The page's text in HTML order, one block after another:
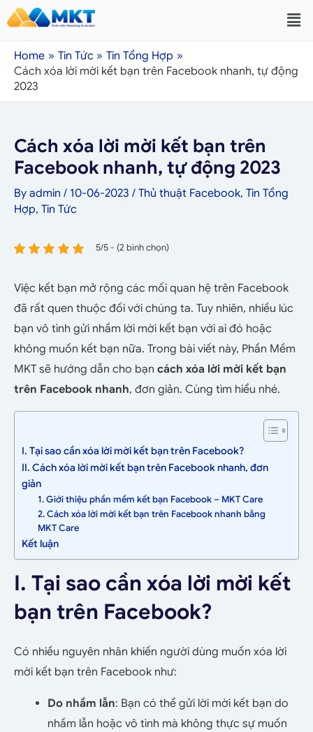
Home Tin Tức
Tin Tổng Hợp
Cách xóa lời mời kết bạn trên Facebook nhanh, tự động
2023
Cách xóa lời mời kết bạn trên
Facebook nhanh, tự động 2023
By admin / 10-06-2023 / Thủ thuật Facebook, Tin Tổng
Hợp, Tin Tức
5/5 - (2 bình chọn)
Việc kết bạn mở rộng các mối quan hệ trên Facebook
đã rất quen thuộc đối với chúng ta. Tuy nhiên, nhiều lúc
bạn vô tình gửi nhầm lời mời kết bạn với ai đó hoặc
không muốn kết bạn nữa. Trong bài viết này, Phần Mềm
MKT sẽ hướng dẫn cho bạn cách xóa lời mời kết bạn
trên Facebook nhanh, đơn giản. Cùng tìm hiểu nhé.
I. Tại sao cần xóa lời mời kết bạn trên Facebook?
II. Cách xóa lời mời kết bạn trên Facebook nhanh, đơn
giản
1. Giới thiệu phần mềm kết bạn Facebook – MKT Care
2. Cách xóa lời mời kết bạn trên Facebook nhanh bằng
MKT Care
Kết luận
I. Tại sao cần xóa lời mời kết
bạn trên Facebook?
Có nhiều nguyên nhân khiến người dùng muốn xóa lời
mời kết bạn trên Facebook như:
Do nhầm lẫn: Bạn có thể gửi lời mời kết bạn do
nhầm lẫn hoặc vô tình mà không thực sự muốn